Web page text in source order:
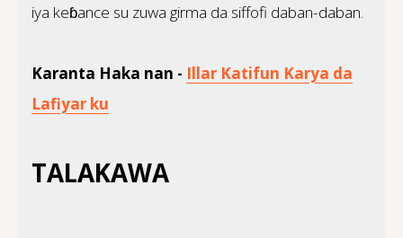
iya keɓance su zuwa girma da siffofi daban-daban.
Karanta Haka nan - Illar Katifun Karya da
Lafiyar ku
TALAKAWA